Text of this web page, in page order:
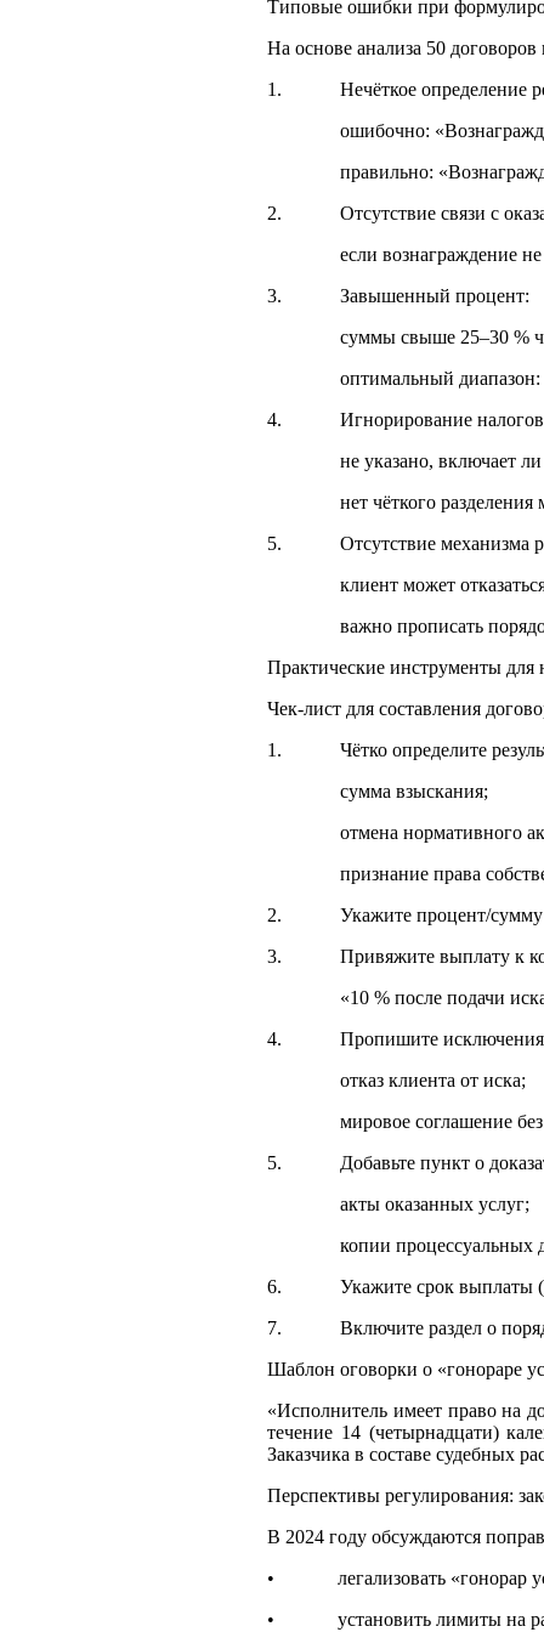
Типовые ошибки при
На основе анализа 50
1. Нечёткое определение
ошибочно:
правильно:
2. Отсутствие связи с
если вознаграждение не
3. Завышенный процент:
суммы свыше 25–30 %
оптимальный диапазон:
4. Игнорирование
не указано, включает ли
нет чёткого разделения
5. Отсутствие механизма
клиент может отказаться
важно прописать порядок
Практические инструменты для
Чек-лист для составления
1. Чётко определите
сумма взыскания;
отмена нормативного
признание права
2. Укажите процент/сумму
3. Привяжите выплату к
«10 % после подачи иска,
4. Пропишите
отказ клиента от иска;
мировое соглашение без
5. Добавьте пункт о
акты оказанных услуг;
копии процессуальных
6. Укажите срок выплаты
7. Включите раздел о
Шаблон оговорки о «гонораре
«Исполнитель имеет право на
течение 14 (четырнадцати)
Заказчика в составе судебных
Перспективы регулирования:
В 2024 году обсуждаются
• легализовать «гонорар
• установить лимиты на